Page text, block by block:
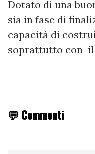
Dotato di una
sia in fase di
capacità di
soprattutto
💬 Commenti